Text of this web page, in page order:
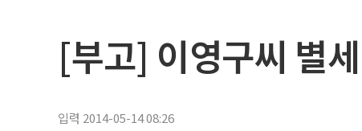
[부고] 이영구씨 별
입력 2014-05-14 08:26